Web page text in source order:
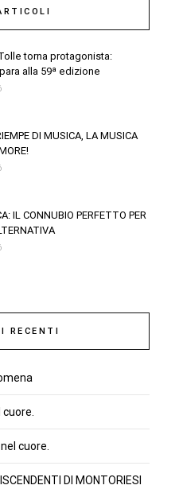
torna protagonista:
alla 59ª edizione
DI MUSICA, LA MUSICA
IL CONNUBIO PERFETTO PER
RECENTI
cuore.
DI MONTORIESI